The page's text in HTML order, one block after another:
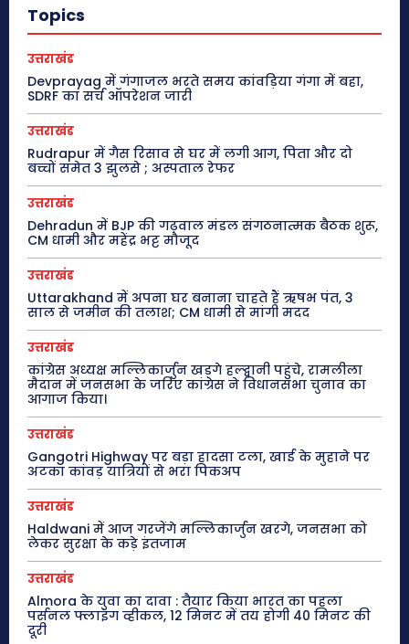
Topics
उत्तराखंड
Devprayag में गंगाजल भरते समय कांवड़िया गंगा में बहा,
SDRF का सर्च ऑपरेशन जारी
उत्तराखंड
Rudrapur में गैस रिसाव से घर में लगी आग, पिता और दो
बच्चों समेत 3 झुलसे ; अस्पताल रेफर
उत्तराखंड
Dehradun में BJP की गढ़वाल मंडल संगठनात्मक बैठक शुरू,
CM धामी और महेंद्र भट्ट मौजूद
उत्तराखंड
Uttarakhand में अपना घर बनाना चाहते हैं ऋषभ पंत, 3
साल से जमीन की तलाश; CM धामी से मांगी मदद
उत्तराखंड
कांग्रेस अध्यक्ष मल्लिकार्जुन खड़गे हल्द्वानी पहुंचे, रामलीला
मैदान में जनसभा के जरिए कांग्रेस ने विधानसभा चुनाव का
आगाज किया।
उत्तराखंड
Gangotri Highway पर बड़ा हादसा टला, खाई के मुहाने पर
अटका कांवड़ यात्रियों से भरा पिकअप
उत्तराखंड
Haldwani में आज गरजेंगे मल्लिकार्जुन खरगे, जनसभा को
लेकर सुरक्षा के कड़े इंतजाम
उत्तराखंड
Almora के युवा का दावा : तैयार किया भारत का पहला
पर्सनल फ्लाइंग व्हीकल, 12 मिनट में तय होगी 40 मिनट की
दूरी